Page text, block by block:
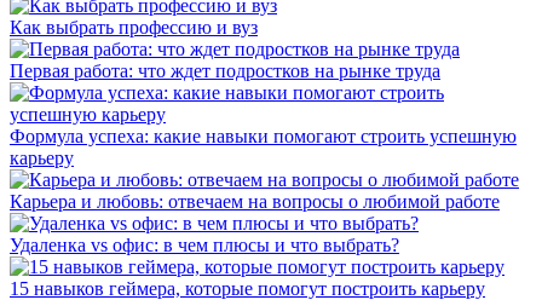
Как выбрать профессию и вуз
Первая работа: что ждет подростков на рынке труда
Формула успеха: какие навыки помогают строить успешную
карьеру
Карьера и любовь: отвечаем на вопросы о любимой работе
Удаленка vs офис: в чем плюсы и что выбрать?
15 навыков геймера, которые помогут построить карьеру